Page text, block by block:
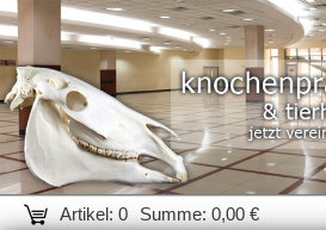
Artikel: 0 Summe: 0,00 €